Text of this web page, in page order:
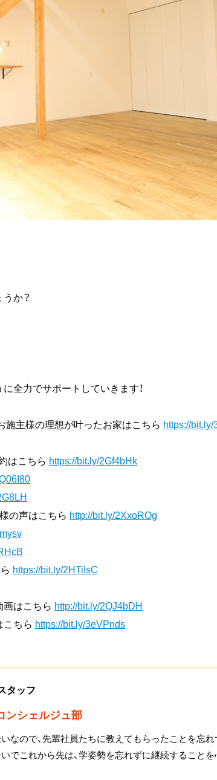
か？
全力でサポートしていきます！
施主様の理想が叶ったお家はこちら https://
はこちら https://bit.ly/2Gf4bHk
の声はこちら http://bit.ly/2XxoROg
https://bit.ly/2HTiIsC
はこちら http://bit.ly/2QJ4bDH
ちら https://bit.ly/3eVPnds
タッフ
ンシェルジュ部
なので、先輩社員たちに教えてもらったことを忘れ
でこれから先は、学姿勢を忘れずに継続することを